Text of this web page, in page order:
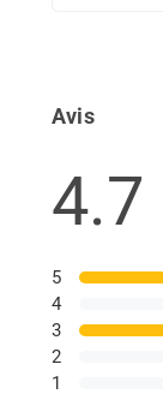
Avis
4.7
5
4
3
2
1